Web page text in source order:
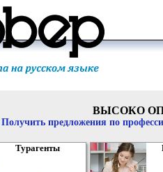
ВЫСОКО
Получить предложения по
Турагенты